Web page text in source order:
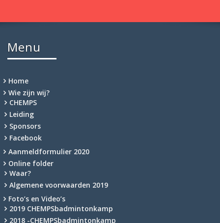
Menu
Home
Wie zijn wij?
CHEMPS
Leiding
Sponsors
Facebook
Aanmeldformulier 2020
Online folder
Waar?
Algemene voorwaarden 2019
Foto’s en Video’s
2019 CHEMPSbadmintonkamp
2018 -CHEMPSbadmintonkamp